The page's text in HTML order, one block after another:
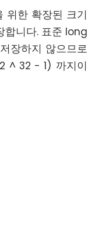
위한 확장된 크기
합니다. 표준 long
장하지 않으므로
^ 32 - 1) 까지이